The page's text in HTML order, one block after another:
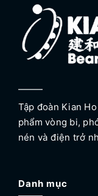
Tập đoàn Kian
phẩm vòng bi,
nén và điện trở
Danh mục